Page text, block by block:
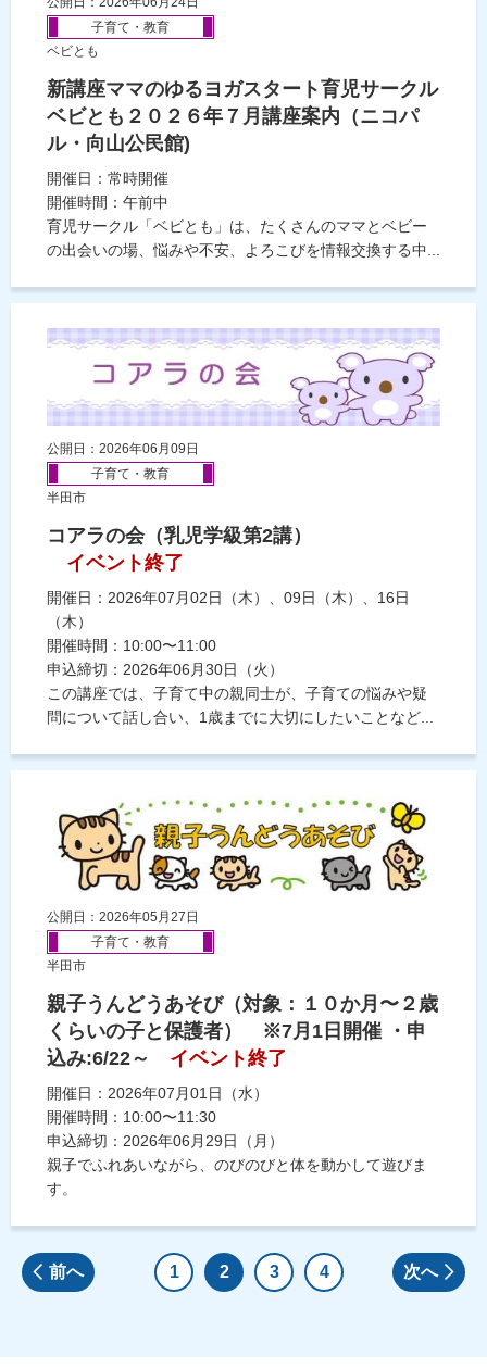
子育て・教育
ベビとも
新講座ママのゆるヨガスタート育児サークル
ベビとも２０２６年７月講座案内（ニコパ
ル・向山公民館)
開催日：常時開催
開催時間：午前中
育児サークル「ベビとも」は、たくさんのママとベビー
の出会いの場、悩みや不安、よろこびを情報交換する中...
公開日：2026年06月09日
子育て・教育
半田市
コアラの会（乳児学級第2講）
イベント終了
開催日：2026年07月02日（木）、09日（木）、16日
（木）
開催時間：10:00〜11:00
申込締切：2026年06月30日（火）
この講座では、子育て中の親同士が、子育ての悩みや疑
問について話し合い、1歳までに大切にしたいことなど...
公開日：2026年05月27日
子育て・教育
半田市
親子うんどうあそび（対象：１０か月〜２歳
くらいの子と保護者） ※7月1日開催 ・申
込み:6/22～
イベント終了
開催日：2026年07月01日（水）
開催時間：10:00〜11:30
申込締切：2026年06月29日（月）
親子でふれあいながら、のびのびと体を動かして遊びま
す。
前へ 1 2 3 4 次へ